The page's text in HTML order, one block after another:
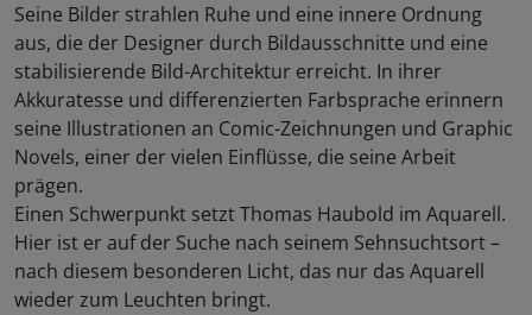
Seine Bilder strahlen Ruhe und eine innere Ordnung
aus, die der Designer durch Bildausschnitte und eine
stabilisierende Bild-Architektur erreicht. In ihrer
Akkuratesse und differenzierten Farbsprache erinnern
seine Illustrationen an Comic-Zeichnungen und Graphic
Novels, einer der vielen Einflüsse, die seine Arbeit
prägen.
Einen Schwerpunkt setzt Thomas Haubold im Aquarell.
Hier ist er auf der Suche nach seinem Sehnsuchtsort –
nach diesem besonderen Licht, das nur das Aquarell
wieder zum Leuchten bringt.